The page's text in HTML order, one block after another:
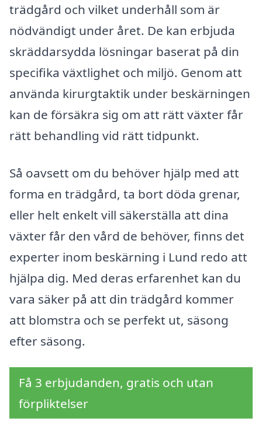
trädgård och vilket underhåll som är
nödvändigt under året. De kan erbjuda
skräddarsydda lösningar baserat på din
specifika växtlighet och miljö. Genom att
använda kirurgtaktik under beskärningen
kan de försäkra sig om att rätt växter får
rätt behandling vid rätt tidpunkt.
Så oavsett om du behöver hjälp med att
forma en trädgård, ta bort döda grenar,
eller helt enkelt vill säkerställa att dina
växter får den vård de behöver, finns det
experter inom beskärning i Lund redo att
hjälpa dig. Med deras erfarenhet kan du
vara säker på att din trädgård kommer
att blomstra och se perfekt ut, säsong
efter säsong.
Få 3 erbjudanden, gratis och utan
förpliktelser